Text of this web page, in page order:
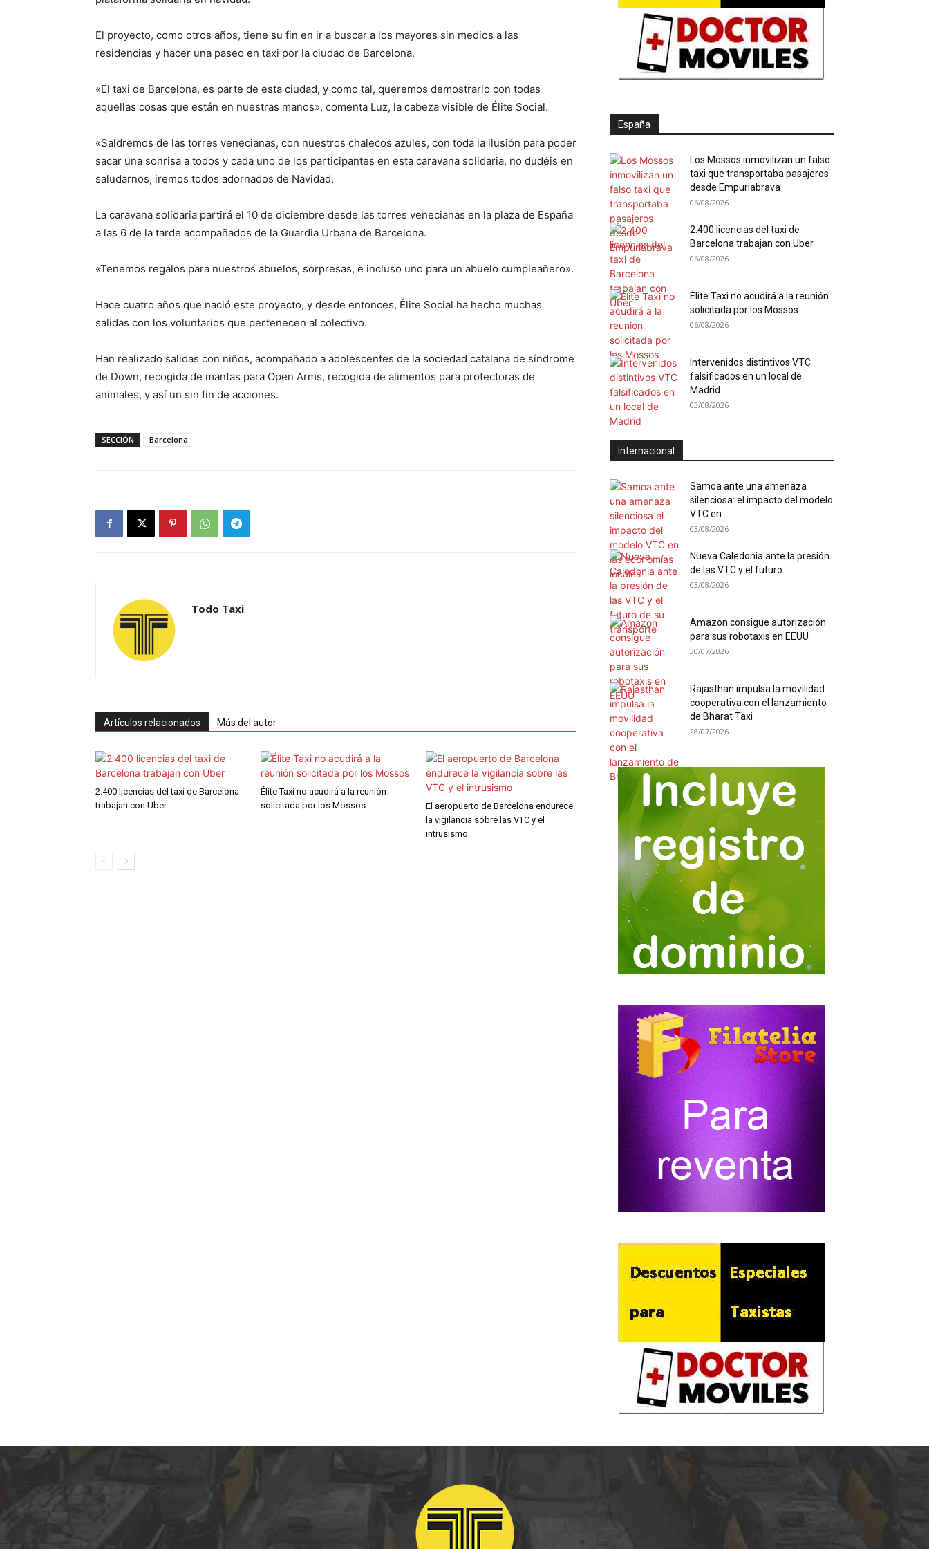
El proyecto, como otros años, tiene su fin en ir a buscar a los mayores sin medios a las
residencias y hacer una paseo en taxi por la ciudad de Barcelona.
«El taxi de Barcelona, es parte de esta ciudad, y como tal, queremos demostrarlo con todas
aquellas cosas que están en nuestras manos», comenta Luz, la cabeza visible de Élite Social.
«Saldremos de las torres venecianas, con nuestros chalecos azules, con toda la ilusión para poder
sacar una sonrisa a todos y cada uno de los participantes en esta caravana solidaria, no dudéis en
saludarnos, iremos todos adornados de Navidad.
La caravana solidaria partirá el 10 de diciembre desde las torres venecianas en la plaza de España
a las 6 de la tarde acompañados de la Guardia Urbana de Barcelona.
«Tenemos regalos para nuestros abuelos, sorpresas, e incluso uno para un abuelo cumpleañero».
Hace cuatro años que nació este proyecto, y desde entonces, Élite Social ha hecho muchas
salidas con los voluntarios que pertenecen al colectivo.
Han realizado salidas con niños, acompañado a adolescentes de la sociedad catalana de síndrome
de Down, recogida de mantas para Open Arms, recogida de alimentos para protectoras de
animales, y así un sin fin de acciones.
SECCIÓN Barcelona
Todo Taxi
Artículos relacionados Más del autor
2.400 licencias del taxi de Barcelona
trabajan con Uber
Élite Taxi no acudirá a la reunión
solicitada por los Mossos
El aeropuerto de Barcelona endurece
la vigilancia sobre las VTC y el
intrusismo
España
Los Mossos inmovilizan un falso
taxi que transportaba pasajeros
desde Empuriabrava
06/08/2026
2.400 licencias del taxi de
Barcelona trabajan con Uber
06/08/2026
Élite Taxi no acudirá a la reunión
solicitada por los Mossos
06/08/2026
Intervenidos distintivos VTC
falsificados en un local de
Madrid
03/08/2026
Internacional
Samoa ante una amenaza
silenciosa: el impacto del modelo
VTC en...
03/08/2026
Nueva Caledonia ante la presión
de las VTC y el futuro...
03/08/2026
Amazon consigue autorización
para sus robotaxis en EEUU
30/07/2026
Rajasthan impulsa la movilidad
cooperativa con el lanzamiento
de Bharat Taxi
28/07/2026